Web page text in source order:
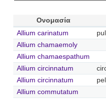
Ονομασία
Allium carinatum
Allium chamaemoly
Allium chamaespathum
Allium circinnatum
Allium circinnatum
Allium commutatum